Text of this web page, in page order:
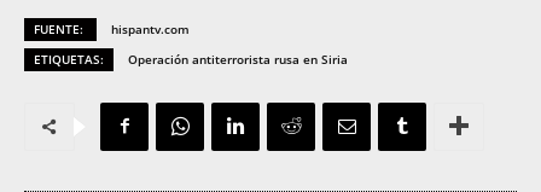
FUENTE:
hispantv.com
ETIQUETAS:
Operación antiterrorista rusa en Siria